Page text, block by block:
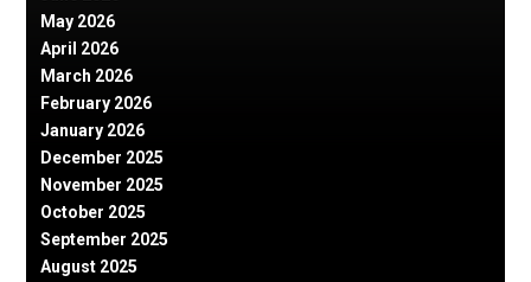
May 2026
April 2026
March 2026
February 2026
January 2026
December 2025
November 2025
October 2025
September 2025
August 2025